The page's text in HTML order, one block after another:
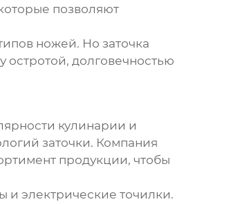
позволяют
ножей. Но заточка
долговечностью
кулинарии и
заточки. Компания
продукции, чтобы
и электрические точилки.